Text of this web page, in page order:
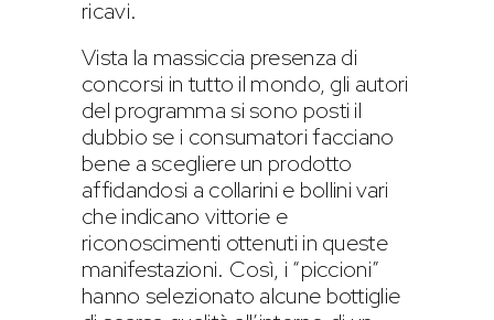
ricavi.
Vista la massiccia presenza di
concorsi in tutto il mondo, gli autori
del programma si sono posti il
dubbio se i consumatori facciano
bene a scegliere un prodotto
affidandosi a collarini e bollini vari
che indicano vittorie e
riconoscimenti ottenuti in queste
manifestazioni. Così, i “piccioni”
hanno selezionato alcune bottiglie